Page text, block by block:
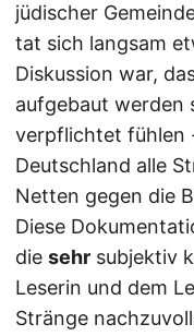
jüdischer
tat sich langsam
Diskussion war,
aufgebaut werden
verpflichtet fühlen
Deutschland alle
Netten gegen die
Diese
die sehr subjektiv
Leserin und dem
Stränge